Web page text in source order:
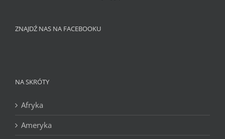
ZNAJDŹ NAS NA FACEBOOKU
NA SKRÓTY
Afryka
Ameryka